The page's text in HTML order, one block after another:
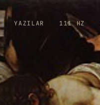
YAZILAR 111 HZ